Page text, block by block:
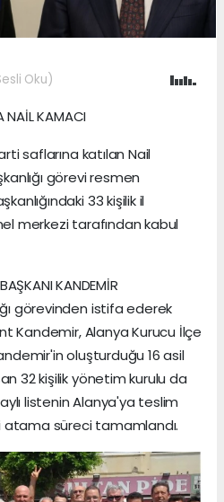
Oku)
NAİL KAMACI
saflarına katılan Nail
görevi resmen
33 kişilik il
merkezi tarafından kabul
KANDEMİR
görevinden istifa ederek
Kandemir, Alanya Kurucu İlçe
oluşturduğu 16 asil
32 kişilik yönetim kurulu da
listenin Alanya'ya teslim
süreci tamamlandı.